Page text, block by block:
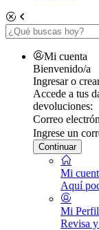
Mi cuenta
Bienvenido/a
Ingresar o
Accede a tus
devoluciones:
Correo
Ingrese un
Continuar
Mi
Aquí
Mi Perfil
Revisa